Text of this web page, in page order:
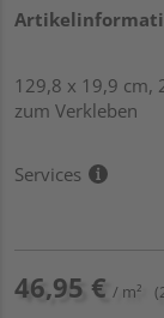
129,8 x 19,9 cm,
zum Verkleben
Services
46,95 € / m²